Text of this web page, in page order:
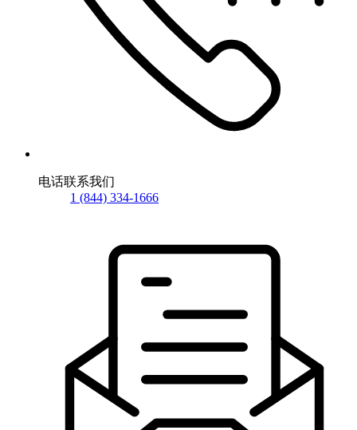
电话联系我们
1 (844) 334-1666